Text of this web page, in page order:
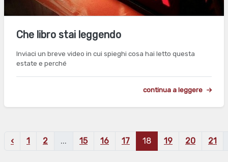
Che libro stai leggendo
Inviaci un breve video in cui spieghi cosa hai letto questa
estate e perché
continua a leggere
‹ 1 2 ... 15 16 17 18 19 20 21